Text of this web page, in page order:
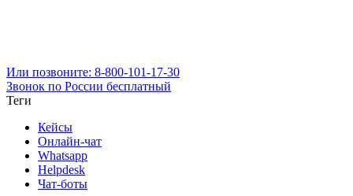
Или позвоните: 8-800-101-17-30
Звонок по России бесплатный
Теги
Кейсы
Онлайн-чат
Whatsapp
Helpdesk
Чат-боты